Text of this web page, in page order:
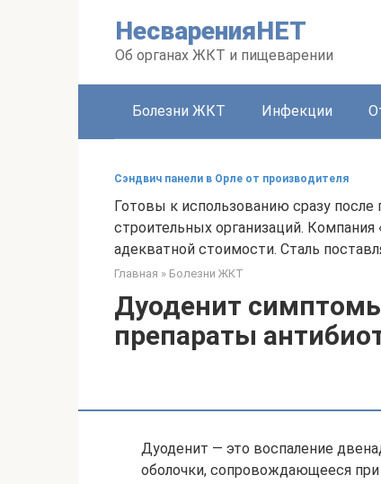
НесваренияНЕТ
Об органах ЖКТ и пищеварении
Болезни ЖКТ Инфекции
Сэндвич панели в Орле от производителя
Готовы к использованию сразу
строительных организаций.
адекватной стоимости. Сталь
Главная » Болезни ЖКТ
Дуоденит
препараты
Дуоденит — это воспаление
оболочки, сопровождающееся